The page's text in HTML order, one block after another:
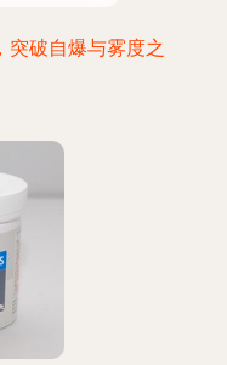
突破自爆与雾度之